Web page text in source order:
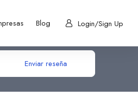
Blog Login/Sign Up
Enviar reseña